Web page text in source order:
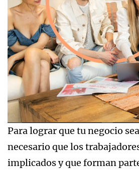
Para lograr que tu negocio
necesario que los
implicados y que forman